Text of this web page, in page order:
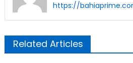
https://
Related Articles